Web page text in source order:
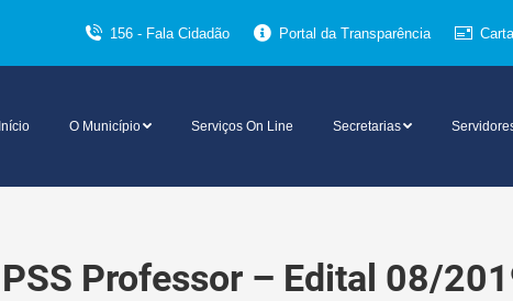
156 - Fala Cidadão Portal da Transparência
Início O Município Serviços On Line Secretarias
PSS Professor – Edital 08/